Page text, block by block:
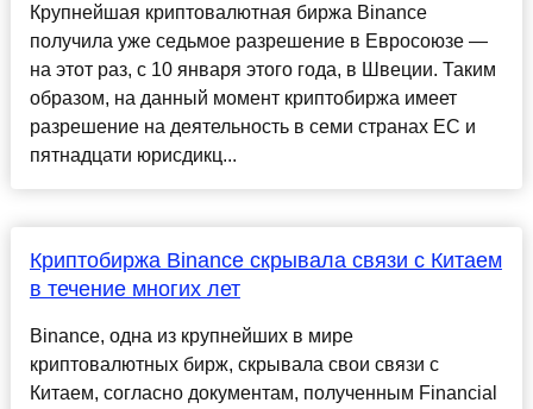
Крупнейшая криптовалютная биржа Binance
получила уже седьмое разрешение в Евросоюзе —
на этот раз, с 10 января этого года, в Швеции. Таким
образом, на данный момент криптобиржа имеет
разрешение на деятельность в семи странах ЕС и
пятнадцати юрисдикц...
Криптобиржа Binance скрывала связи с Китаем
в течение многих лет
Binance, одна из крупнейших в мире
криптовалютных бирж, скрывала свои связи с
Китаем, согласно документам, полученным Financial